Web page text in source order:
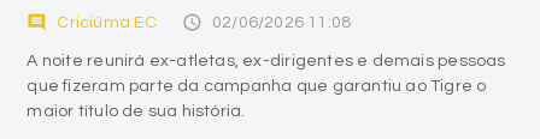
comment Criciúma EC access_time 02/06/2026 11:08
A noite reunirá ex-atletas, ex-dirigentes e demais pessoas
que fizeram parte da campanha que garantiu ao Tigre o
maior título de sua história.